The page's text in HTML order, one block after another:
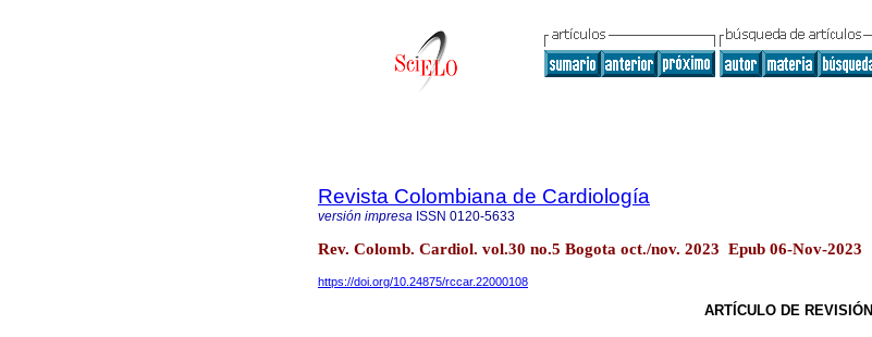
Revista Colombiana de Cardiología
versión impresa ISSN 0120-5633
Rev. Colomb. Cardiol. vol.30 no.5 Bogota oct./nov. 2023 Epub 06-Nov-2023
https://doi.org/10.24875/rccar.22000108
ARTÍCULO DE REVISIÓN